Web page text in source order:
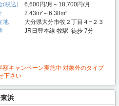
(税込)
6,600円/月～18,700円/月
2.43m²～6.38m²
地
大分県大分市牧２丁目４−２３
JR日豊本線 牧駅 徒歩 7分
キャンペーン実施中 対象外のタイプ
下さい
浜